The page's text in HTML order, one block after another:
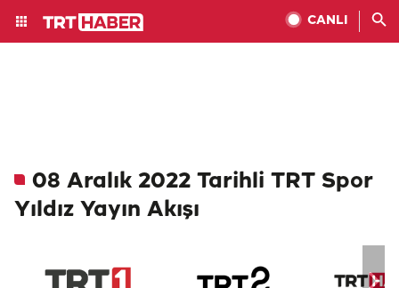
CANLI
08 Aralık 2022 Tarihli TRT Spor
Yıldız Yayın Akışı